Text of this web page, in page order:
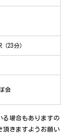
23分）
会
場合もありますの
頂きますようお願い